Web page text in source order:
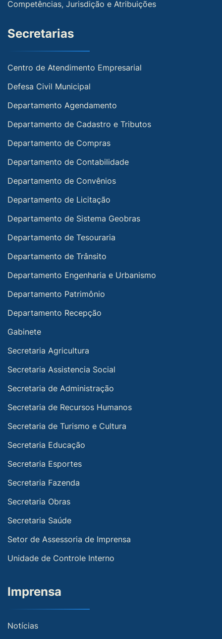
Competências, Jurisdição e Atribuições
Secretarias
Centro de Atendimento Empresarial
Defesa Civil Municipal
Departamento Agendamento
Departamento de Cadastro e Tributos
Departamento de Compras
Departamento de Contabilidade
Departamento de Convênios
Departamento de Licitação
Departamento de Sistema Geobras
Departamento de Tesouraria
Departamento de Trânsito
Departamento Engenharia e Urbanismo
Departamento Patrimônio
Departamento Recepção
Gabinete
Secretaria Agricultura
Secretaria Assistencia Social
Secretaria de Administração
Secretaria de Recursos Humanos
Secretaria de Turismo e Cultura
Secretaria Educação
Secretaria Esportes
Secretaria Fazenda
Secretaria Obras
Secretaria Saúde
Setor de Assessoria de Imprensa
Unidade de Controle Interno
Imprensa
Notícias